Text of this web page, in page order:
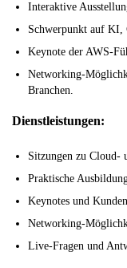
Interaktive
Schwerpunkt auf KI,
Keynote der AWS-
Networking-
Branchen.
Dienstleistungen:
Sitzungen zu Cloud-
Praktische
Keynotes und
Networking-
Live-Fragen und